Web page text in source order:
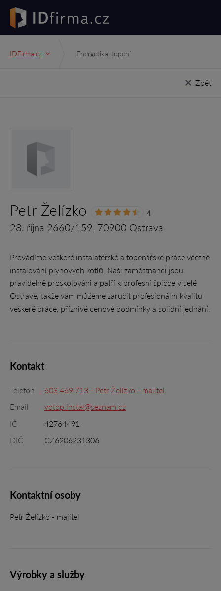
IDFirma.cz Energetika, topení
Zpět
Petr Želízko 4
28. října 2660/159, 70900 Ostrava
Provádíme veškeré instalatérské a topenářské práce včetně
instalování plynových kotlů. Naši zaměstnanci jsou
pravidelně proškolováni a patří k profesní špičce v celé
Ostravě, takže vám můžeme zaručit profesionální kvalitu
veškeré práce, příznivé cenové podmínky a solidní jednání.
Kontakt
Telefon
603 469 713 - Petr Želízko - majitel
Email
votop.instal@seznam.cz
IČ
42764491
DIČ
CZ6206231306
Kontaktní osoby
Petr Želízko - majitel
Výrobky a služby